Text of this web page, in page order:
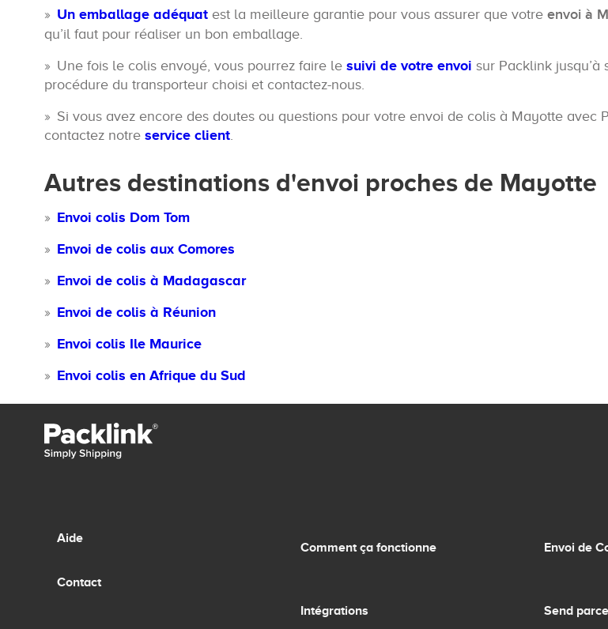
Un emballage adéquat est la meilleure garantie pour vous assurer que votre envoi à
qu’il faut pour réaliser un bon emballage.
Une fois le colis envoyé, vous pourrez faire le suivi de votre envoi sur Packlink jusqu’à
procédure du transporteur choisi et contactez-nous.
Si vous avez encore des doutes ou questions pour votre envoi de colis à Mayotte avec
contactez notre service client.
Autres destinations d'envoi proches de Mayotte
Envoi colis Dom Tom
Envoi de colis aux Comores
Envoi de colis à Madagascar
Envoi de colis à Réunion
Envoi colis Ile Maurice
Envoi colis en Afrique du Sud
Aide
Contact
Comment ça fonctionne
Intégrations
Envoi de
Send